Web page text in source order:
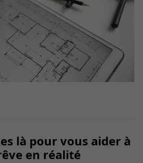
là pour vous aider à
en réalité